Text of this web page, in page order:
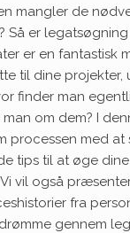
mangler de
Så er
er en fantastisk
til dine projekter,
finder man
om dem? I
processen med
tips til at øge
vil også
fra
gennem